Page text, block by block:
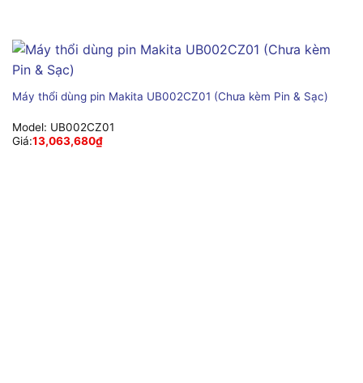
Máy thổi dùng pin Makita UB002CZ01 (Chưa kèm Pin & Sạc)
Model: UB002CZ01
Giá:13,063,680₫